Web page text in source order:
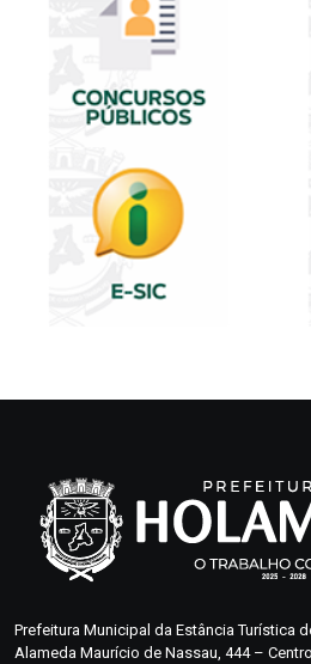
Prefeitura Municipal da Estância Turística
Alameda Maurício de Nassau, 444 – Centro